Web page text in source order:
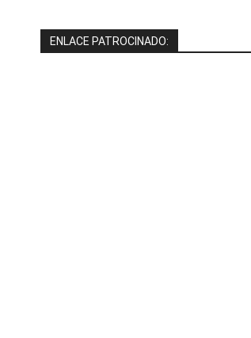
ENLACE PATROCINADO: